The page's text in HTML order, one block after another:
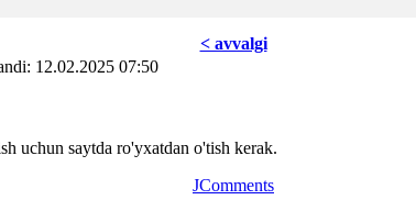
< avvаlgi
12.02.2025 07:50
uchun saytda ro'yxatdan o'tish kerak.
JComments